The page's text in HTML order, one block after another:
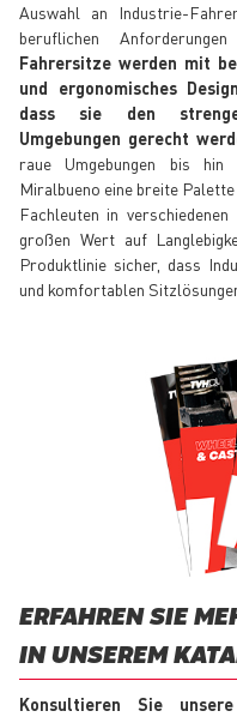
Auswahl an Industrie-
beruflichen
Fahrersitze werden mit
und ergonomisches
dass sie den
Umgebungen gerecht
raue Umgebungen bis
Miralbueno eine breite
Fachleuten in
großen Wert auf
Produktlinie sicher, dass
und komfortablen
ERFAHREN SIE
IN UNSEREM
Konsultieren Sie